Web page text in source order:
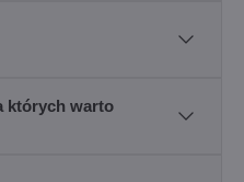
których warto